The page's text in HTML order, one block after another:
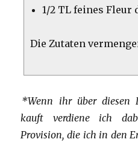
1/2 TL feines Fleur
Die Zutaten
*Wenn ihr über diesen
kauft verdiene ich
Provision, die ich in den